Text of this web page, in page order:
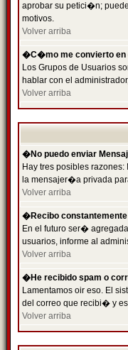
aprobar su petici�n;
motivos.
Volver arriba
�C�mo me convierto en
Los Grupos de Usuarios
hablar con el
Volver arriba
�No puedo enviar
Hay tres posibles
la mensajer�a privada
Volver arriba
�Recibo
En el futuro ser�
usuarios, informe al
Volver arriba
�He recibido spam o
Lamentamos oir eso. El
del correo que recibi� y
Volver arriba